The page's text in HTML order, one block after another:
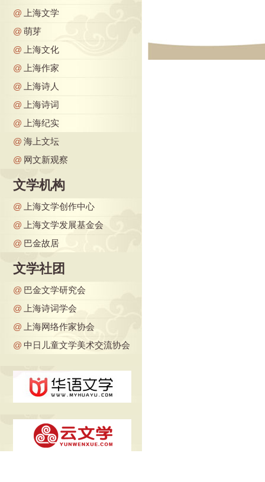
@
上海文学
@ 萌芽
@
上海文化
@
上海作家
@
上海诗人
@
上海诗词
@
上海纪实
@ 海上文坛
@ 网文新观察
文学机构
@
上海文学创作中心
@
上海文学发展基金会
@ 巴金故居
文学社团
@ 巴金文学研究会
@
上海诗词学会
@
上海网络作家协会
@ 中日儿童文学美术交流协会